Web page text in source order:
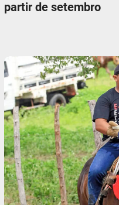
partir de setembro